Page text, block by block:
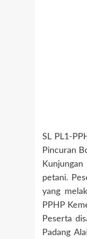
SL PL1-
Pincuran
petani.
yang
PPHP
Peserta
Padang